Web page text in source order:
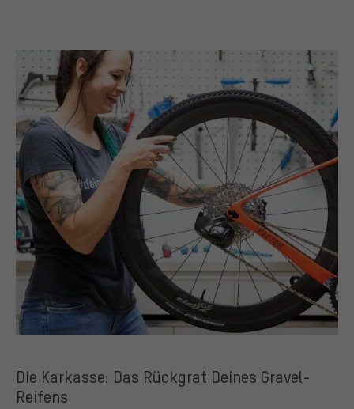
Die Karkasse: Das Rückgrat Deines Gravel-
Reifens